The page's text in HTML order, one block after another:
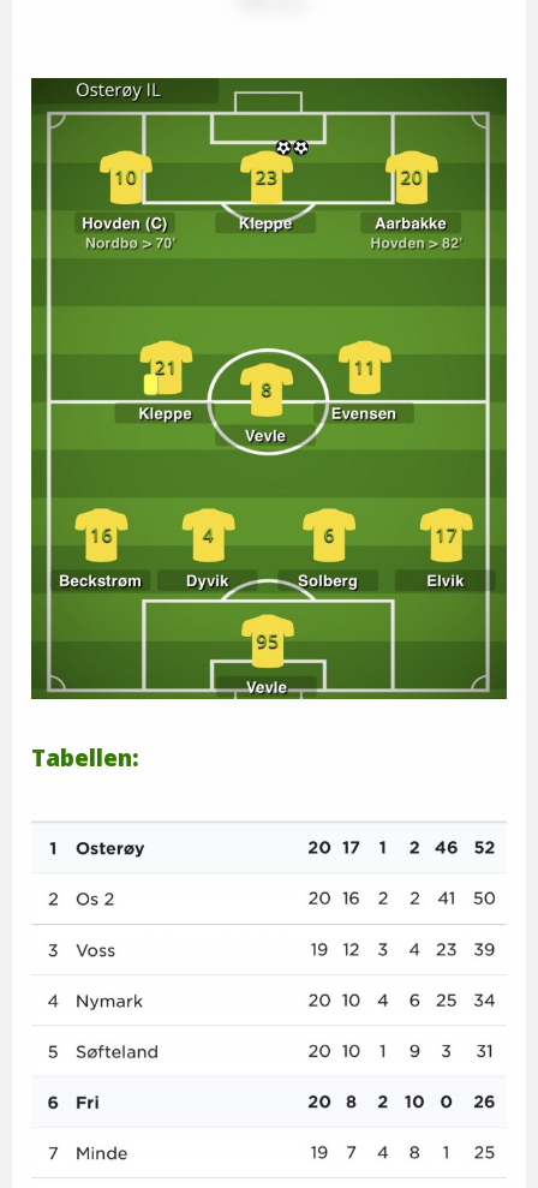
Tabellen: